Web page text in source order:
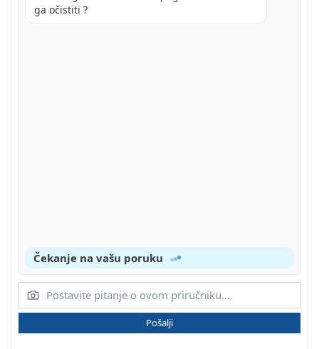
ga očistiti ?
Čekanje na vašu poruku
Pošalji